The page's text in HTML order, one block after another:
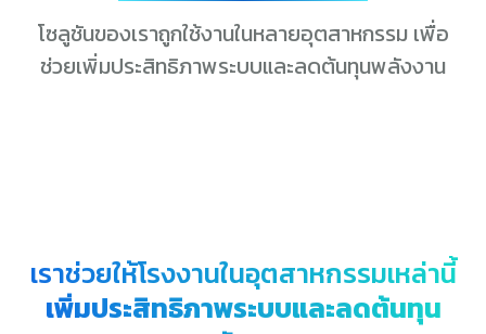
โซลูชันของเราถูกใช้งานในหลายอุตสาหกรรม เพื่อ
ช่วยเพิ่มประสิทธิภาพระบบและลดต้นทุนพลังงาน
เราช่วยให้โรงงานในอุตสาหกรรมเหล่านี้
เพิ่มประสิทธิภาพระบบและลดต้นทุน